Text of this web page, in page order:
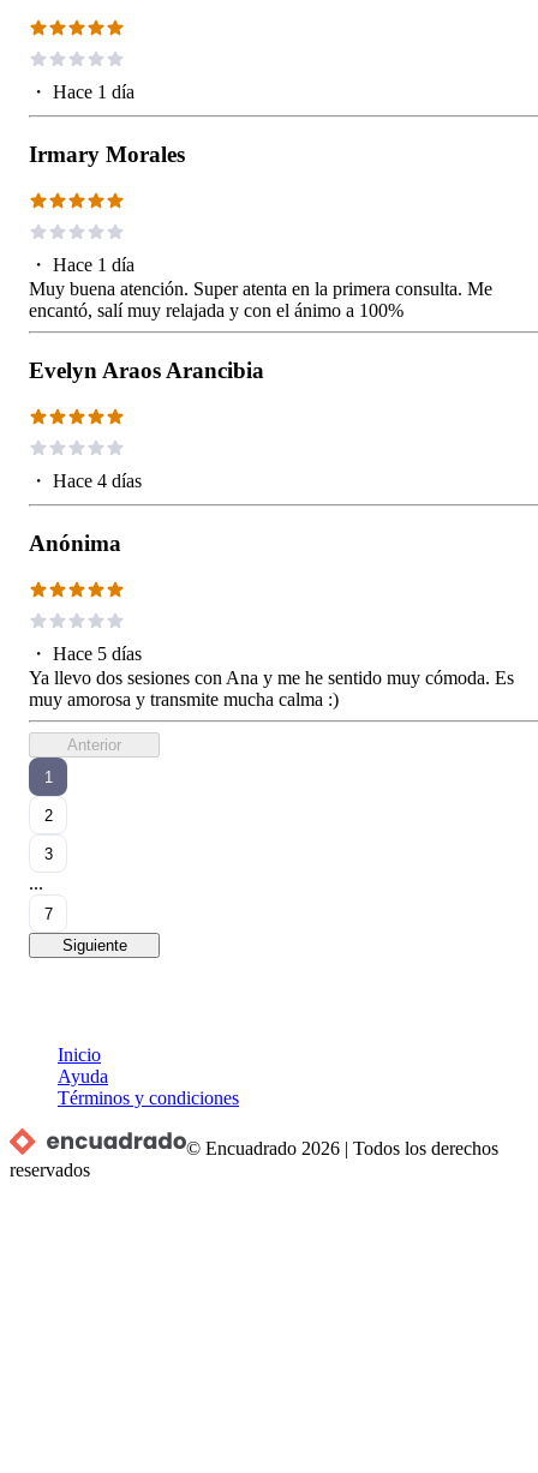
・ Hace 1 día
Irmary Morales
・ Hace 1 día
Muy buena atención. Super atenta en la primera consulta. Me
encantó, salí muy relajada y con el ánimo a 100%
Evelyn Araos Arancibia
・ Hace 4 días
Anónima
・ Hace 5 días
Ya llevo dos sesiones con Ana y me he sentido muy cómoda. Es
muy amorosa y transmite mucha calma :)
Anterior
1
2
3
...
7
Siguiente
Inicio
Ayuda
Términos y condiciones
© Encuadrado 2026 |Todos los derechos
reservados